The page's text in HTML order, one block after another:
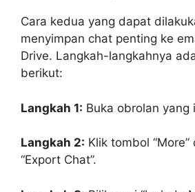
Cara kedua yang dapat
menyimpan chat penting ke
Drive. Langkah-langkahnya
berikut:
Langkah 1: Buka obrolan yang
Langkah 2: Klik tombol
“Export Chat”.